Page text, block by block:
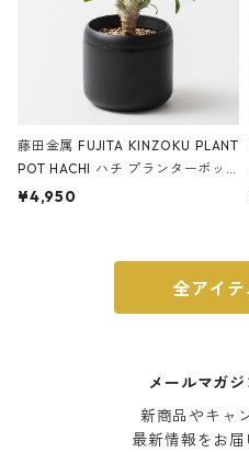
藤田金属 FUJITA KINZOKU PLANT
POT HACHI ハチ プランターポッ
ト 3号 ブラック
¥4,950
全アイ
メールマガ
新商品やキャ
最新情報をお届